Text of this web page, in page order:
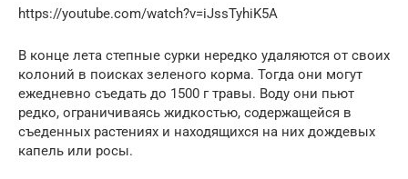
https://youtube.com/watch?v=iJssTyhiK5A
В конце лета степные сурки нередко удаляются от своих
колоний в поисках зеленого корма. Тогда они могут
ежедневно съедать до 1500 г травы. Воду они пьют
редко, ограничиваясь жидкостью, содержащейся в
съеденных растениях и находящихся на них дождевых
капель или росы.